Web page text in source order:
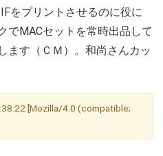
をプリントさせるのに役に
でMACセットを常時出品して
ます（ＣＭ）。和尚さんカッ
[Mozilla/4.0 (compatible;